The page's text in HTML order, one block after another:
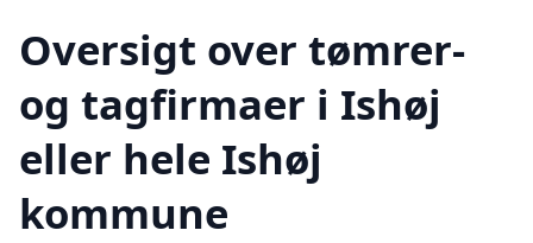
Oversigt over tømrer-
og tagfirmaer i Ishøj
eller hele Ishøj
kommune